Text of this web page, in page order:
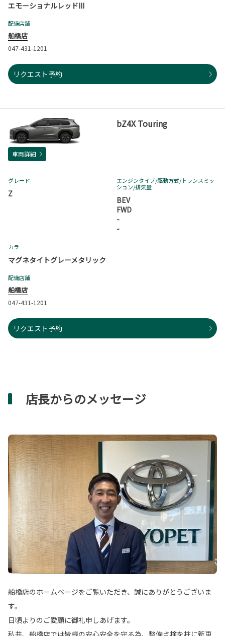
エモーショナルレッドIII
配備店舗
船橋店
047-431-1201
リクエスト予約
bZ4X Touring
車両詳細
グレード
Z
エンジンタイプ/駆動方式/トランスミッ
ション/排気量
BEV
FWD
-
-
カラー
マグネタイトグレーメタリック
配備店舗
船橋店
047-431-1201
リクエスト予約
店長からのメッセージ
船橋店のホームページをご覧いただき、誠にありがとうございま
す。
日頃よりのご愛顧に御礼申しあげます。